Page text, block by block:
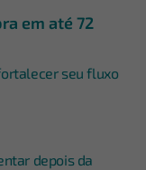
em até 72
seu fluxo
depois da